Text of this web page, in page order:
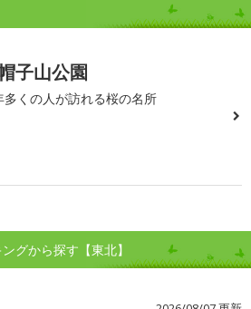
子山公園
多くの人が訪れる桜の名所
グから探す【東北】